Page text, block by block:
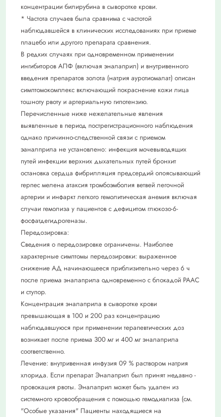
концентрации билирубина в сыворотке крови.
* Частота случаев была сравнима с частотой
наблюдавшейся в клинических исследованиях при приеме
плацебо или другого препарата сравнения.
В редких случаях при одновременном применении
ингибиторов АПФ (включая эналаприл) и внутривенного
введения препаратов золота (натрия ауротиомалат) описан
симптомокомплекс включающий покраснение кожи лица
тошноту рвоту и артериальную гипотензию.
Перечисленные ниже нежелательные явления
выявленные в период пострегистрационного наблюдения
однако причинно-следственной связи с приемом
эаналприла не установлено: инфекция мочевыводящих
путей инфекции верхних дыхательных путей бронхит
остановка сердца фибрилляция предсердий опоясывающий
герпес мелена атаксия тромбоэмболия ветвей легочной
артерии и инфаркт легкого гемолитическая анемия включая
случаи гемолиза у пациентов с дефицитом глюкозо-6-
фосфатдегидрогеназы.
Передозировка:
Сведения о передозировке ограничены. Наиболее
характерные симптомы передозировки: выраженное
снижение АД начинающееся приблизительно через 6 ч
после приема эналаприла одновременно с блокадой РААС
и ступор.
Концентрация эналаприла в сыворотке крови
превышающая в 100 и 200 раз концентрацию
наблюдавшуюся при применении терапевтических доз
возникает после приема 300 мг и 400 мг эналаприла
соответственно.
Лечение: внутривенная инфузия 09 % раствором натрия
хлорида. Если препарат Эналаприл был принят недавно -
провокация рвоты. Эналаприл может быть удален из
системного кровообращения с помощью гемодиализа (см.
"Особые указания" Пациенты находящиеся на